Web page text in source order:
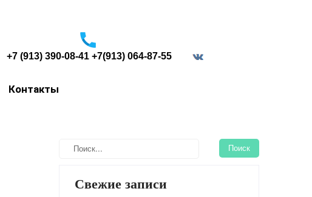
+7 (913) 390-08-41 +7(913) 064-87-55
Контакты
Свежие записи